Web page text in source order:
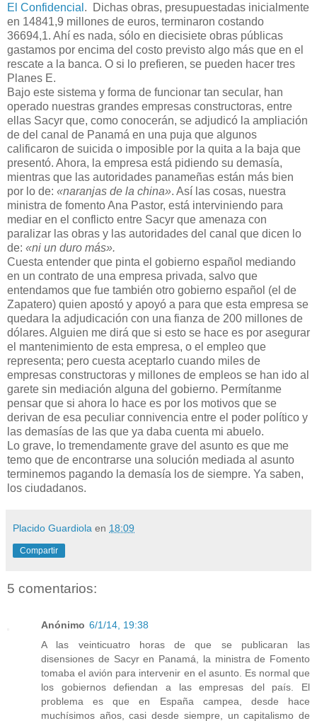
El Confidencial . Dichas obras, presupuestadas inicialmente
en 14841,9 millones de euros, terminaron costando
36694,1. Ahí es nada, sólo en diecisiete obras públicas
gastamos por encima del costo previsto algo más que en el
rescate a la banca. O si lo prefieren, se pueden hacer tres
Planes E.
Bajo este sistema y forma de funcionar tan secular, han
operado nuestras grandes empresas constructoras, entre
ellas Sacyr que, como conocerán, se adjudicó la ampliación
de del canal de Panamá en una puja que algunos
calificaron de suicida o imposible por la quita a la baja que
presentó. Ahora, la empresa está pidiendo su demasía,
mientras que las autoridades panameñas están más bien
por lo de: «naranjas de la china». Así las cosas, nuestra
ministra de fomento Ana Pastor, está interviniendo para
mediar en el conflicto entre Sacyr que amenaza con
paralizar las obras y las autoridades del canal que dicen lo
de: «ni un duro más».
Cuesta entender que pinta el gobierno español mediando
en un contrato de una empresa privada, salvo que
entendamos que fue también otro gobierno español (el de
Zapatero) quien apostó y apoyó a para que esta empresa se
quedara la adjudicación con una fianza de 200 millones de
dólares. Alguien me dirá que si esto se hace es por asegurar
el mantenimiento de esta empresa, o el empleo que
representa; pero cuesta aceptarlo cuando miles de
empresas constructoras y millones de empleos se han ido al
garete sin mediación alguna del gobierno. Permítanme
pensar que si ahora lo hace es por los motivos que se
derivan de esa peculiar connivencia entre el poder político y
las demasías de las que ya daba cuenta mi abuelo.
Lo grave, lo tremendamente grave del asunto es que me
temo que de encontrarse una solución mediada al asunto
terminemos pagando la demasía los de siempre. Ya saben,
los ciudadanos.
Placido Guardiola en 18:09
Compartir
5 comentarios:
Anónimo 6/1/14, 19:38
A las veinticuatro horas de que se publicaran las
disensiones de Sacyr en Panamá, la ministra de Fomento
tomaba el avión para intervenir en el asunto. Es normal que
los gobiernos defiendan a las empresas del país. El
problema es que en España campea, desde hace
muchísimos años, casi desde siempre, un capitalismo de